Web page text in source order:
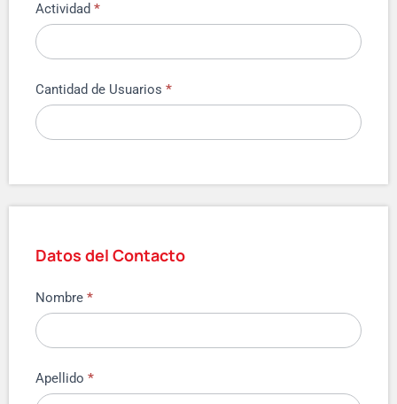
Actividad *
Cantidad de Usuarios *
Datos del Contacto
Nombre *
Apellido *